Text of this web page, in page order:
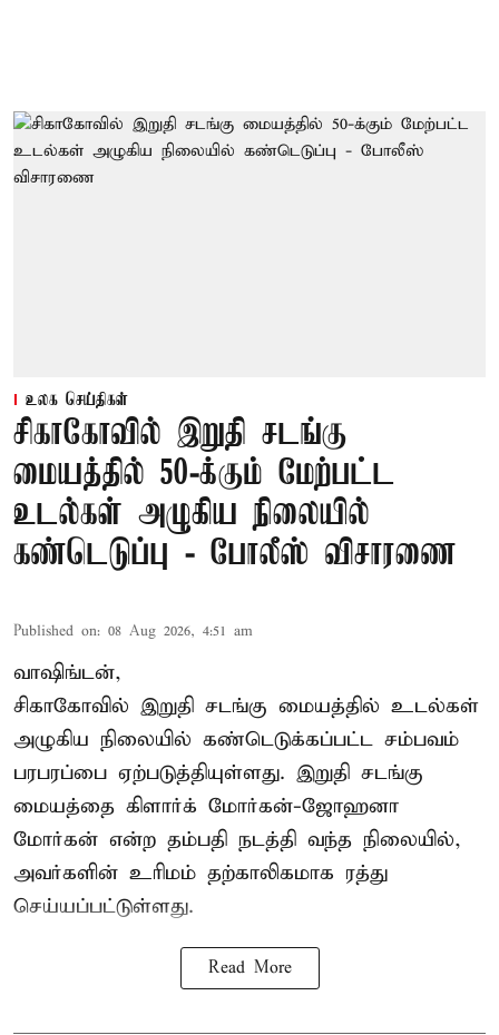
உலக செய்திகள்
சிகாகோவில் இறுதி சடங்கு
மையத்தில் 50-க்கும் மேற்பட்ட
உடல்கள் அழுகிய நிலையில்
கண்டெடுப்பு - போலீஸ் விசாரணை
Published on: 08 Aug 2026, 4:51 am
வாஷிங்டன்,
சிகாகோவில் இறுதி சடங்கு மையத்தில் உடல்கள்
அழுகிய நிலையில் கண்டெடுக்கப்பட்ட சம்பவம்
பரபரப்பை ஏற்படுத்தியுள்ளது. இறுதி சடங்கு
மையத்தை கிளார்க் மோர்கன்-ஜோஹனா
மோர்கன் என்ற தம்பதி நடத்தி வந்த நிலையில்,
அவர்களின் உரிமம் தற்காலிகமாக ரத்து
செய்யப்பட்டுள்ளது.
Read More